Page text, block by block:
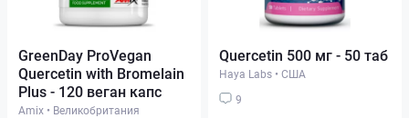
GreenDay ProVegan
Quercetin with Bromelain
Plus - 120 веган капс
Amix • Великобритания
Quercetin 500 мг - 50 таб
Haya Labs • США
9